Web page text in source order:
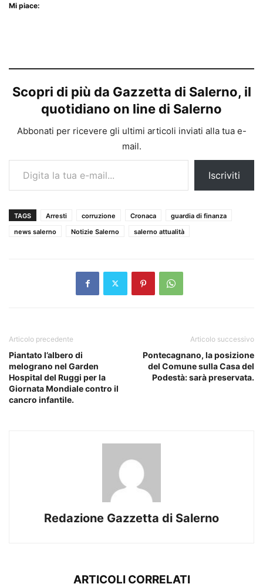
Mi piace:
Scopri di più da Gazzetta di Salerno, il
quotidiano on line di Salerno
Abbonati per ricevere gli ultimi articoli inviati alla tua e-
mail.
Digita la tua e-mail...
Iscriviti
TAGS Arresti corruzione Cronaca
guardia di finanza
news salerno
Notizie Salerno salerno attualità
Articolo precedente
Piantato l’albero di
melograno nel Garden
Hospital del Ruggi per la
Giornata Mondiale contro il
cancro infantile.
Articolo successivo
Pontecagnano, la posizione
del Comune sulla Casa del
Podestà: sarà preservata.
Redazione Gazzetta di Salerno
ARTICOLI CORRELATI